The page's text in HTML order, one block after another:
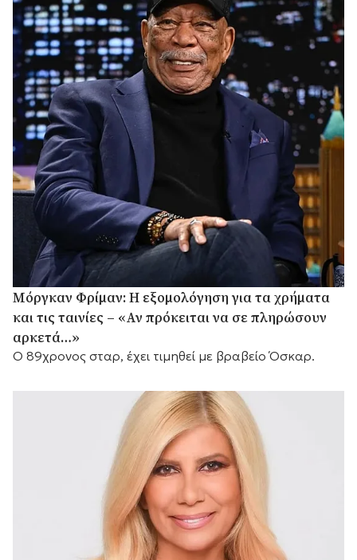
Μόργκαν Φρίμαν: Η εξομολόγηση για τα χρήματα
και τις ταινίες – «Αν πρόκειται να σε πληρώσουν
αρκετά…»
Ο 89χρονος σταρ, έχει τιμηθεί με βραβείο Όσκαρ.